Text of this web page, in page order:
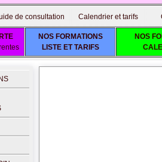
de consultation Calendrier et tarifs
NOS FORMATIONS
LISTE ET TARIFS
NOS